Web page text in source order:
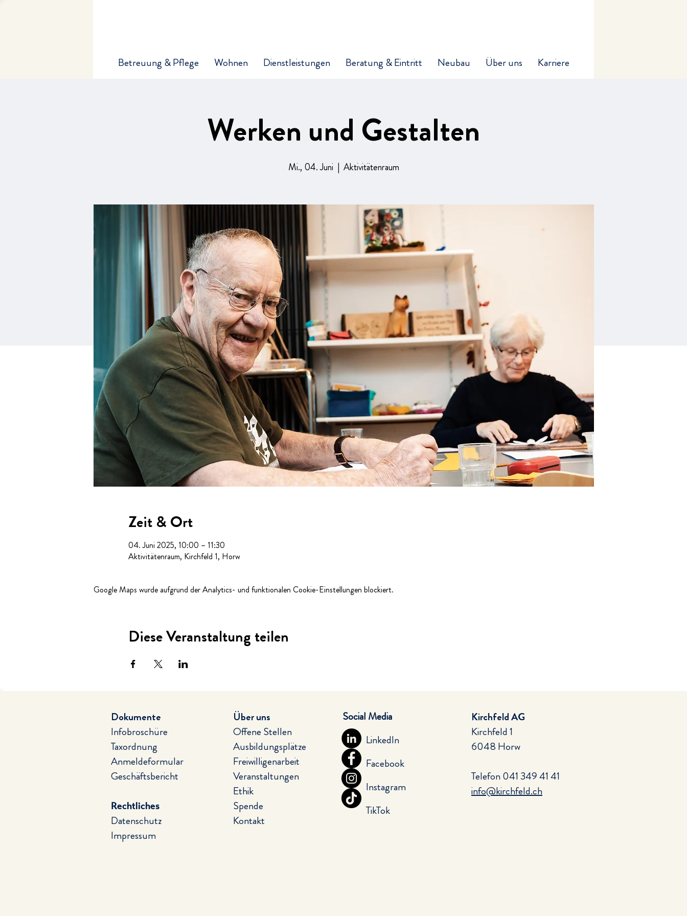
Betreuung & Pflege Wohnen Dienstleistungen Beratung & Eintritt Neubau Über uns Karriere
Werken und Gestalten
Mi., 04. Juni
  |
Aktivitätenraum
Zeit & Ort
04. Juni 2025, 10:00 – 11:30
Aktivitätenraum, Kirchfeld 1, Horw
Google Maps wurde aufgrund der Analytics- und funktionalen Cookie-Einstellungen blockiert.
Diese Veranstaltung teilen
Dokumente
Infobroschüre
Taxordnung
Anmeldeformular
Geschäftsbericht
Rechtliches
Datenschutz
Impressum
Über uns
Offene Stellen
Ausbildungsplätze
Freiwilligenarbeit
Veranstaltungen
Ethik
Spende
Kontakt
LinkedIn
Facebook
Instagram
TikTok
Social Media
Kirchfeld AG
Kirchfeld 1
6048 Horw
Telefon041 349 41 41
info@kirchfeld.ch